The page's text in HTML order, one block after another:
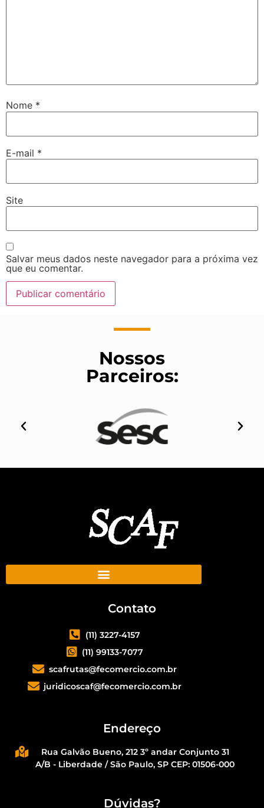
Nome *
E-mail *
Site
Salvar meus dados neste navegador para a próxima vez
que eu comentar.
Nossos
Parceiros:
Contato
(11) 3227-4157
(11) 99133-7077
scafrutas@fecomercio.com.br
juridicoscaf@fecomercio.com.br
Endereço
Rua Galvão Bueno, 212 3º andar Conjunto 31
A/B - Liberdade / São Paulo, SP CEP: 01506-000
Dúvidas?